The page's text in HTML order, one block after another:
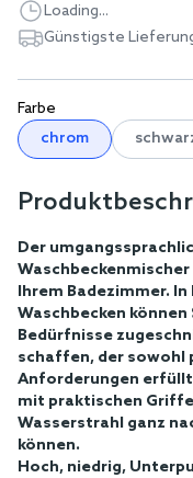
Farbe
chrom
Loading...
Günstigste
Der
Ihrem Badezimmer.
Waschbecken
Bedürfnisse
schaffen, der sowohl
Anforderungen
mit praktischen
Wasserstrahl ganz
können.
Hoch, niedrig,